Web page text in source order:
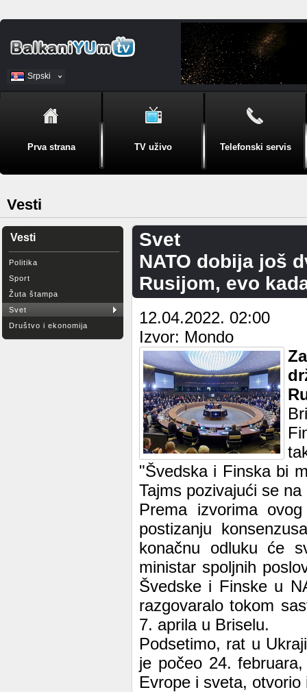
Srpski
BiH
Prva strana TV uživo Telefonski servis
Vesti
Vesti
Politika
Sport
Žuta štampa
Svet
Društvo i ekonomija
Svet
NATO dobija još
Rusijom, evo
12.04.2022. 02:00
Izvor: Mondo
"Švedska i Finska bi
Tajms pozivajući se
Prema izvorima
postizanju
konačnu odluku će
ministar spoljnih
Švedske i Finske u
razgovaralo tokom
7. aprila u Briselu.
Podsetimo, rat u
je počeo 24.
Evrope i sveta,